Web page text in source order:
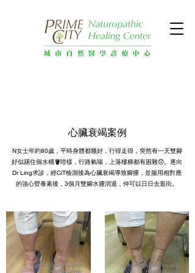
心臟衰竭案例
N女士年約80歲，平時身體都幾好，行得走得，突然有一天雙腳
好似踢住個水桶🪣咁樣，行路氣喘，上落樓梯都有困難😞。逐向
Dr Ling求診，經CiT檢測後為心臟衰竭導致腳腫，並服用相對應
的強心營養素後，3個月雙腳水腫消退，仲可以日日去逛街。
PrimeCity Naturopathic
Healing Center
PrimeCity Naturopathic
Healing Center